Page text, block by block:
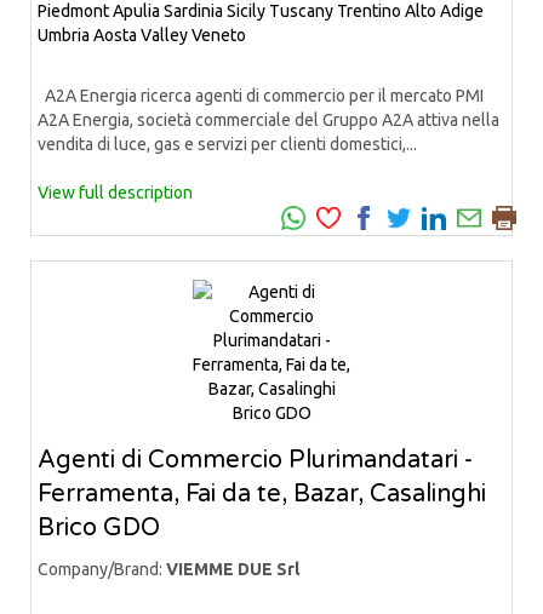
PiedmontApulia Sardinia Sicily Tuscany Trentino Alto Adige
Umbria Aosta ValleyVeneto
A2A Energia ricerca agenti di commercio per il mercato PMI
A2A Energia, società commerciale del Gruppo A2A attiva nella
vendita di luce, gas e servizi per clienti domestici,...
View full description
Agenti di Commercio Plurimandatari -
Ferramenta, Fai da te, Bazar, Casalinghi
Brico GDO
Company/Brand: VIEMME DUE Srl